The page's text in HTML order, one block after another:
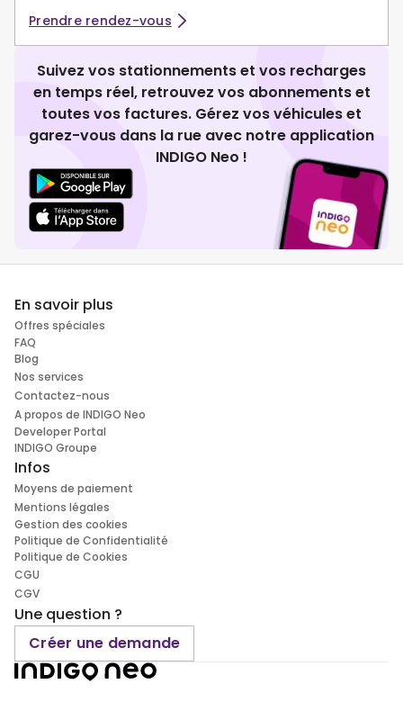
Prendre rendez-vous
Suivez vos stationnements et vos recharges
en temps réel, retrouvez vos abonnements et
toutes vos factures. Gérez vos véhicules et
garez-vous dans la rue avec notre application
INDIGO Neo !
En savoir plus
Offres spéciales
FAQ
Blog
Nos services
Contactez-nous
A propos de INDIGO Neo
Developer Portal
INDIGO Groupe
Infos
Moyens de paiement
Mentions légales
Gestion des cookies
Politique de Confidentialité
Politique de Cookies
CGU
CGV
Une question ?
Créer une demande